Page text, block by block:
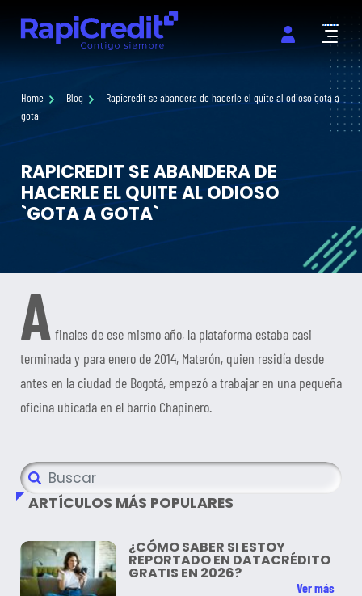
Abrir
RAPICREDIT SE ABANDERA DE
HACERLE EL QUITE AL ODIOSO
`GOTA A GOTA`
Home Blog
Rapicredit se abandera de hacerle el quite al odioso `gota a
gota`
A finales de ese mismo año, la plataforma estaba casi
terminada y para enero de 2014, Materón, quien residía desde
antes en la ciudad de Bogotá, empezó a trabajar en una pequeña
oficina ubicada en el barrio Chapinero.
ARTÍCULOS MÁS POPULARES
¿CÓMO SABER SI ESTOY
REPORTADO EN DATACRÉDITO
GRATIS EN 2026?
Ver más